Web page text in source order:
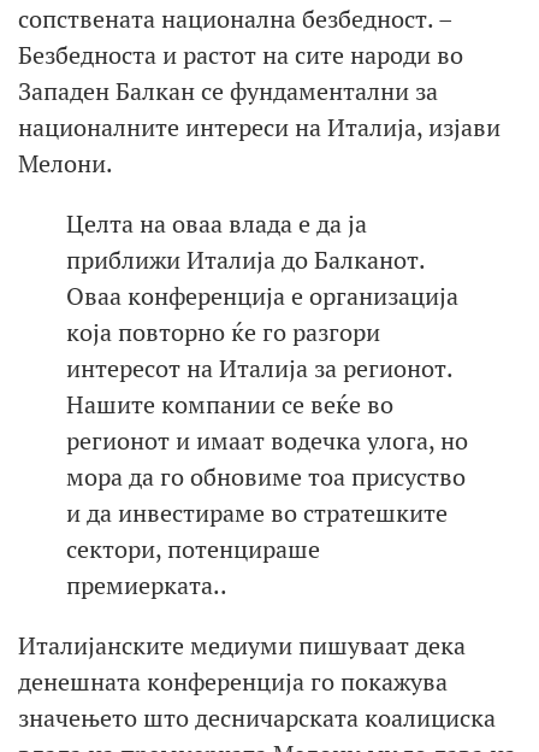
сопствената национална безбедност. –
Безбедноста и растот на сите народи во
Западен Балкан се фундаментални за
националните интереси на Италија, изјави
Мелони.
Целта на оваа влада е да ја
приближи Италија до Балканот.
Оваа конференција е организација
која повторно ќе го разгори
интересот на Италија за регионот.
Нашите компании се веќе во
регионот и имаат водечка улога, но
мора да го обновиме тоа присуство
и да инвестираме во стратешките
сектори, потенцираше
премиерката..
Италијанските медиуми пишуваат дека
денешната конференција го покажува
значењето што десничарската коалициска